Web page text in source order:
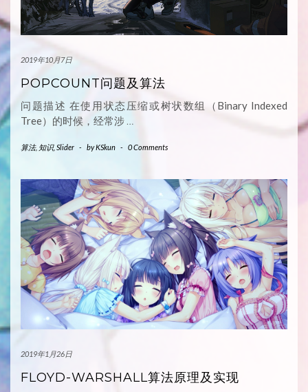
2019年10月7日
POPCOUNT问题及算法
问题描述 在使用状态压缩或树状数组（Binary Indexed
Tree）的时候，经常涉
算法, 知识, Slider - byKSkun - 0 Comments
2019年1月26日
FLOYD-WARSHALL算法原理及实现